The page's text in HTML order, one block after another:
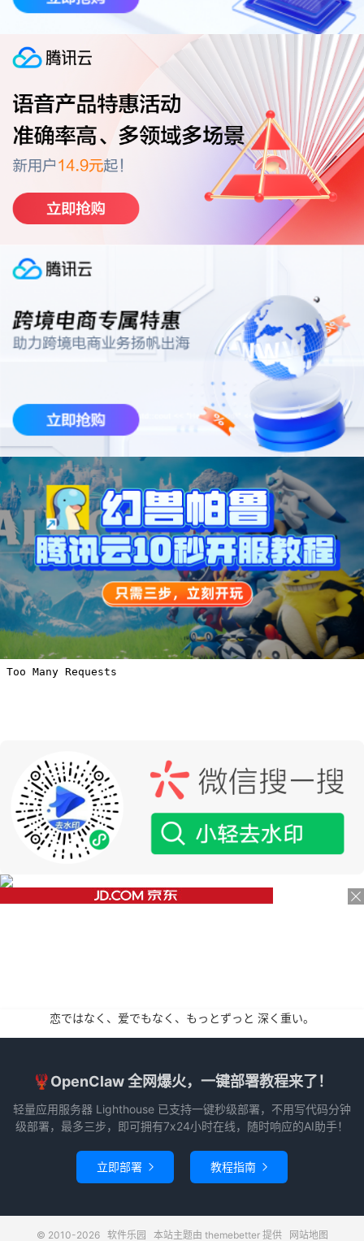
恋ではなく、爱でもなく、もっとずっと 深く重い。
🦞OpenClaw 全网爆火，一键部署教程来了！
轻量应用服务器 Lighthouse 已支持一键秒级部署，不用写代码分钟
级部署，最多三步，即可拥有7x24小时在线，随时响应的AI助手！
立即部署  教程指南 
© 2010-2026 软件乐园 本站主题由 themebetter提供 网站地图